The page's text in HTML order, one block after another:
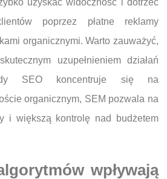
poprzez płatne reklamy
organicznymi. Warto zauważyć,
uzupełnieniem działań
SEO koncentruje się na
organicznym, SEM pozwala na
i większą kontrolę nad budżetem
wpływają